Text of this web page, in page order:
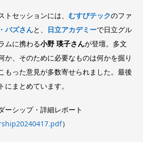
セッションには、 むすびテックのファ
バズさんと、 日立アカデミーで日立グル
ムに携わる小野 瑛子さんが登壇。多文
か、そのために必要なものは何かを掘り
もった意見が多数寄せられました。最後
まとめています。
シップ・詳細レポート
）